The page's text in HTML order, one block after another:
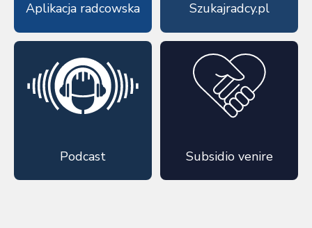
Aplikacja radcowska Szukajradcy.pl
Podcast Subsidio venire